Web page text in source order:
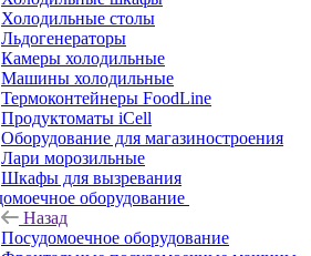
Холодильные столы
Льдогенераторы
Камеры холодильные
Машины холодильные
Термоконтейнеры FoodLine
Продуктоматы iCell
Оборудование для магазиностроения
Лари морозильные
Шкафы для вызревания
оборудование
Назад
Посудомоечное оборудование